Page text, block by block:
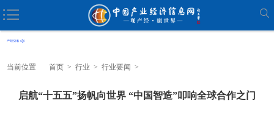
当前位置 首页 > 行业 > 行业要闻 >
启航“十五五”扬帆向世界 “中国智造”叩响全球合作之门